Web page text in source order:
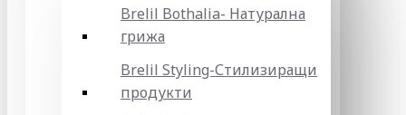
Brelil Bothalia- Натурална
грижа
Brelil Styling-Стилизиращи
продукти